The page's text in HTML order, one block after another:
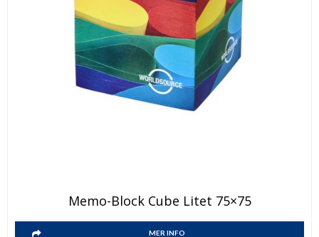
Memo-Block Cube Litet 75×75
MER INFO